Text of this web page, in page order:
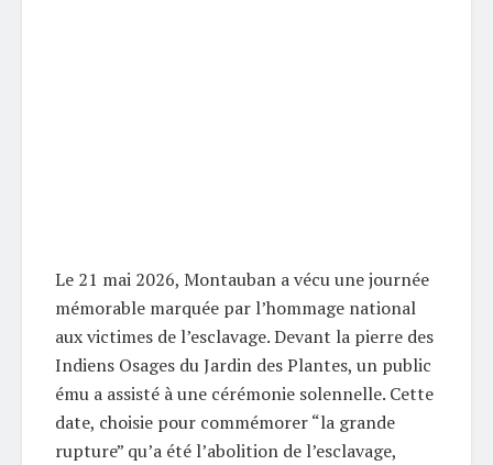
Le 21 mai 2026, Montauban a vécu une journée
mémorable marquée par l’hommage national
aux victimes de l’esclavage. Devant la pierre des
Indiens Osages du Jardin des Plantes, un public
ému a assisté à une cérémonie solennelle. Cette
date, choisie pour commémorer “la grande
rupture” qu’a été l’abolition de l’esclavage,